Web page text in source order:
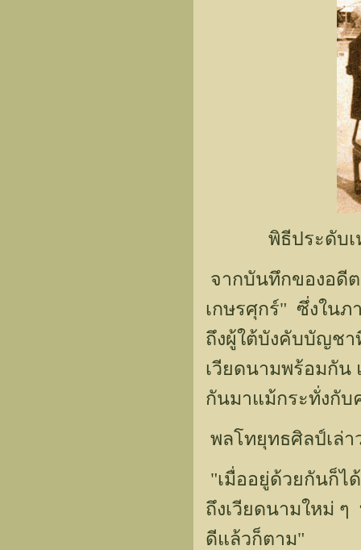
พิธีประดับ
จากบันทึกของอดี
เกษรศุกร์" ซึ่งในภ
ถึงผู้ใต้บังคับบัญชา
เวียดนามพร้อมกัน
กันมาแม้กระทั่งกั
พลโทยุทธศิลป์เล่า
"เมื่ออยู่ด้วยกันก็ไ
ถึงเวียดนามใหม่
ดีแล้วก็ตาม"